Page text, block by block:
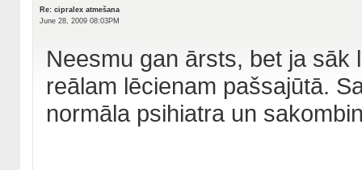
Re: cipralex atmešana
June 28, 2009 08:03PM
Neesmu gan ārsts, bet ja sāk
reālam lēcienam pašsajūtā.
normāla psihiatra un